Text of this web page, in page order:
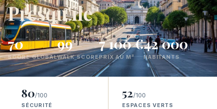
Presqu'île
70
SCORE GLOBAL
99
WALK SCORE
7 100 €
PRIX AU M²
42 000
HABITANTS
80/100
SÉCURITÉ
52/100
ESPACES VERTS